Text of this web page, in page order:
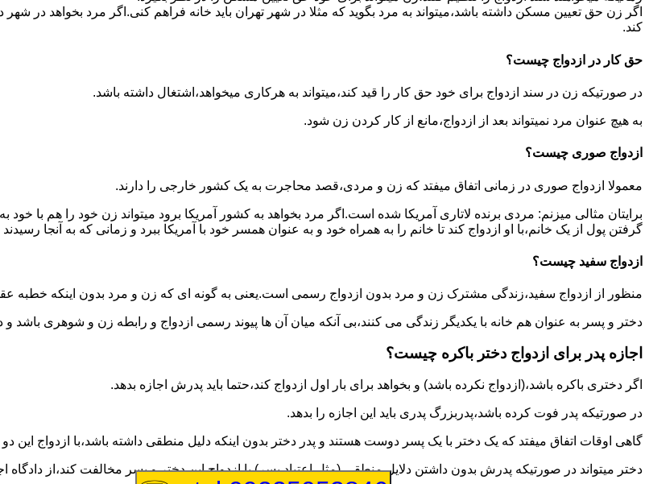
اگر زن حق تعیین مسکن داشته باشد،میتواند به مرد بگوید که مثلا در شهر تهران باید خانه فراهم کنی.اگر مرد بخواهد در
کند.
حق کار در ازدواج چیست؟
در صورتیکه زن در سند ازدواج برای خود حق کار را قید کند،میتواند به هرکاری میخواهد،اشتغال داشته باشد.
به هیچ عنوان مرد نمیتواند بعد از ازدواج،مانع از کار کردن زن شود.
ازدواج صوری چیست؟
معمولا ازدواج صوری در زمانی اتفاق میفتد که زن و مردی،قصد محاجرت به یک کشور خارجی را دارند.
برایتان مثالی میزنم: مردی برنده لاتاری آمریکا شده است.اگر مرد بخواهد به کشور آمریکا برود میتواند زن خود را هم
گرفتن پول از یک خانم،با او ازدواج کند تا خانم را به همراه خود و به عنوان همسر خود با آمریکا ببرد و زمانی که به آنجا
ازدواج سفید چیست؟
منظور از ازدواج سفید،زندگی مشترک زن و مرد بدون ازدواج رسمی است.یعنی به گونه ای که زن و مرد بدون اینکه خطبه
دختر و پسر به عنوان هم خانه با یکدیگر زندگی می کنند،بی آنکه میان آن ها پیوند رسمی ازدواج و رابطه زن و شوهری باشد
اجازه پدر برای ازدواج دختر باکره چیست؟
اگر دختری باکره باشد،(ازدواج نکرده باشد) و بخواهد برای بار اول ازدواج کند،حتما باید پدرش اجازه بدهد.
در صورتیکه پدر فوت کرده باشد،پدربزرگ پدری باید این اجازه را بدهد.
گاهی اوقات اتفاق میفتد که یک دختر با یک پسر دوست هستند و پدر دختر بدون اینکه دلیل منطقی داشته باشد،با ازدواج این
دختر میتواند در صورتیکه پدرش بدون داشتن دلایل منطقی (مثل اعتیاد پسر) با ازدواج این دختر و پسر مخالفت کند،از دادگاه